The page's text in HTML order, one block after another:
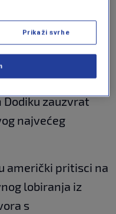
ovaj je projekt
podržao.FAZ
dokazi, pod
samo spekulativno
zauzvrat
najvećeg
američki pritisci na
lobiranja iz
s
Prikaži svrhe